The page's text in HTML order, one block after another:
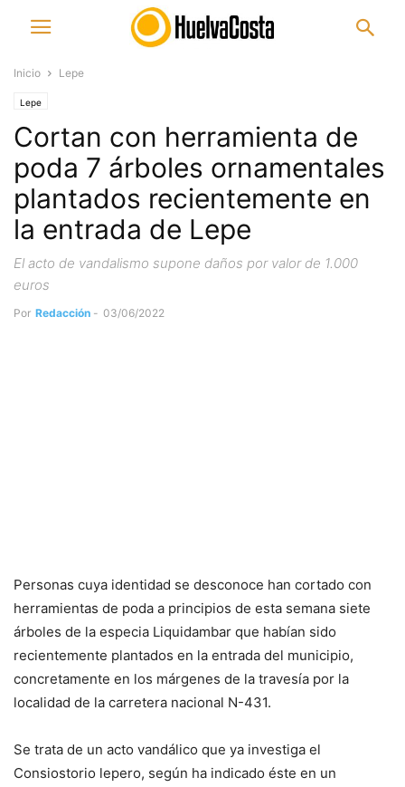
Inicio Lepe
Lepe
Cortan con herramienta de
poda 7 árboles ornamentales
plantados recientemente en
la entrada de Lepe
El acto de vandalismo supone daños por valor de 1.000
euros
Por Redacción - 03/06/2022
Personas cuya identidad se desconoce han cortado con
herramientas de poda a principios de esta semana siete
árboles de la especia Liquidambar que habían sido
recientemente plantados en la entrada del municipio,
concretamente en los márgenes de la travesía por la
localidad de la carretera nacional N-431.
Se trata de un acto vandálico que ya investiga el
Consiostorio lepero, según ha indicado éste en un